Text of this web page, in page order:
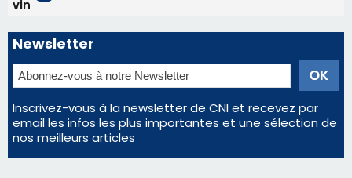
d'un spectacle qui ne reviendra pas avant 2081
Éclipse du 12 août : Où s'installer en Corse pour
profiter pleinement du spectacle ?
En Corse, un début de saison marqué par une
consommation en recul dans les restaurants
La gendarmerie alerte les restaurateurs corses
face à une nouvelle escroquerie au faux vendeur de